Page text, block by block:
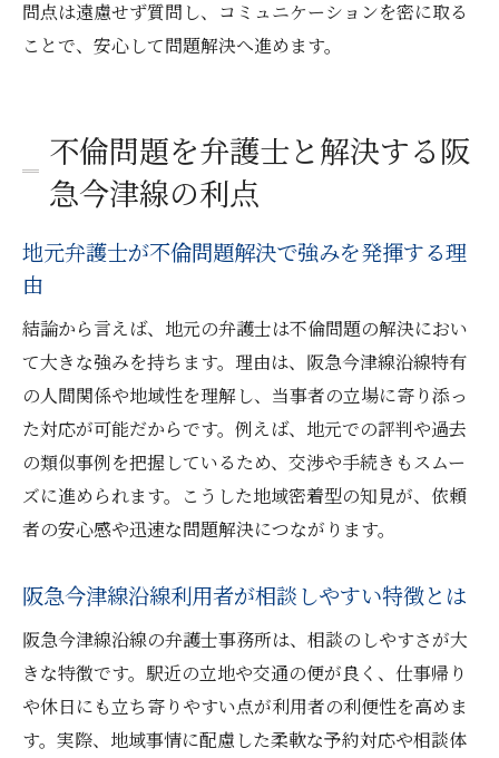
相談時に押さえたい不倫関連法知識の要点
阪急今津線沿線の弁護士に聞く事例紹介
不倫トラブル解決に向けた実践的なステッ
プ
駅近の弁護士事務所が選ばれる理由を解説
すい
不倫問題の継続相談に便利な立地条件とは
阪急今津線沿線の交通事情を弁護士選びに
活用
忙しくても立ち寄れる弁護士事務所の特徴
アクセスが安心感に直結する弁護士相談
初回相談で信頼できる弁護士の特徴とは
不倫問題に寄り添う弁護士が選ばれる理由
阪急今津線沿線で安心できる弁護士像を紹
介
相談者目線で対応する弁護士の大切さ
問点は遠慮せず質問し、コミュニケーションを密に取る
ことで、安心して問題解決へ進めます。
不倫問題を弁護士と解決する阪
急今津線の利点
地元弁護士が不倫問題解決で強みを発揮する理
由
結論から言えば、地元の弁護士は不倫問題の解決におい
て大きな強みを持ちます。理由は、阪急今津線沿線特有
の人間関係や地域性を理解し、当事者の立場に寄り添っ
た対応が可能だからです。例えば、地元での評判や過去
の類似事例を把握しているため、交渉や手続きもスムー
ズに進められます。こうした地域密着型の知見が、依頼
者の安心感や迅速な問題解決につながります。
阪急今津線沿線利用者が相談しやすい特徴とは
阪急今津線沿線の弁護士事務所は、相談のしやすさが大
きな特徴です。駅近の立地や交通の便が良く、仕事帰り
や休日にも立ち寄りやすい点が利用者の利便性を高めま
す。実際、地域事情に配慮した柔軟な予約対応や相談体